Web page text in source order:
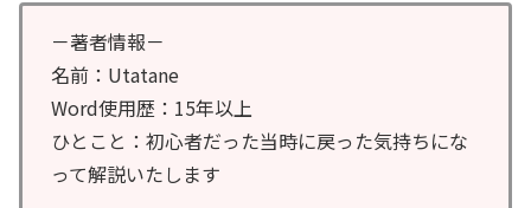
－著者情報－
名前：Utatane
Word使用歴：15年以上
ひとこと：初心者だった当時に戻った気持ちにな
って解説いたします